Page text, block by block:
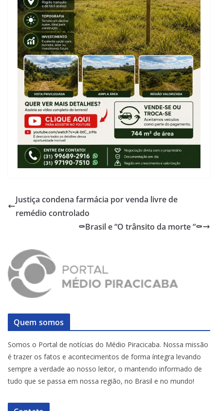
Justiça condena farmácia por venda livre de
remédio controlado
⚰️Brasil e “O trânsito da morte “⚰️
Quem somos
Somos o Portal de notícias do Médio Piracicaba. Nossa missão
é trazer os fatos e acontecimentos de forma íntegra levando
sempre a verdade ao nosso leitor, o mantendo informado de
tudo que se passa em nossa região, no Brasil e no mundo!